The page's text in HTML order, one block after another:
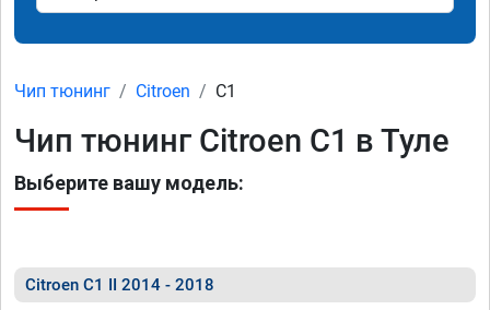
Чип тюнинг Citroen C1
Чип тюнинг Citroen C1 в Туле
Выберите вашу модель:
Citroen C1 II 2014 - 2018